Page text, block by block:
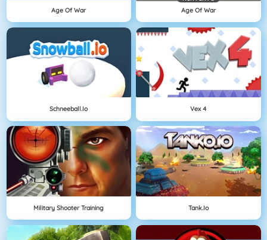
Age Of War Age Of War
Schneeball.io Vex 4
Military Shooter Training Tank.io